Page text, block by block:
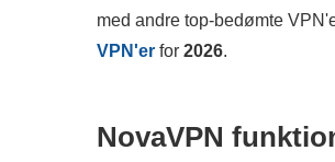
med andre top-bedømte
VPN'er for 2026.
NovaVPN